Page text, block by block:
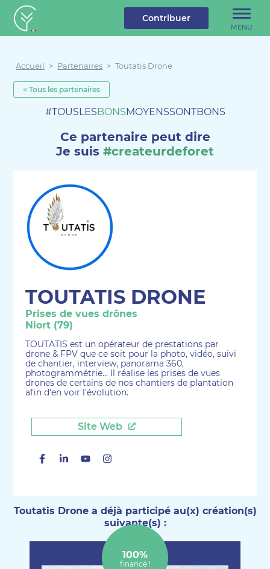
Créateur de forêt
MENU
Contribuer
Accueil > Partenaires > Toutatis Drone
< Tous les partenaires
#TOUSLESBONSMOYENSSONTBONS
Ce partenaire peut dire
Je suis #createurdeforet
TOUTATIS DRONE
Prises de vues drônes
Niort (79)
TOUTATIS est un opérateur de prestations par
drone & FPV que ce soit pour la photo, vidéo, suivi
de chantier, interview, panorama 360,
photogrammétrie… Il réalise les prises de vues
drones de certains de nos chantiers de plantation
afin d'en voir l'évolution.
Site Web
FacebookLinkedinYoutube
Toutatis Drone a déjà participé au(x) création(s)
suivante(s) :
100%
financé !